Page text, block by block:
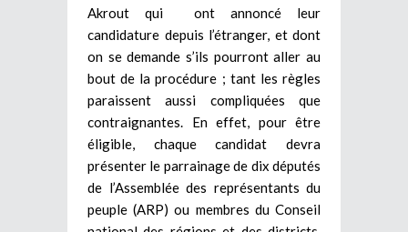
Akrout qui ont annoncé leur
candidature depuis l’étranger, et dont
on se demande s’ils pourront aller au
bout de la procédure ; tant les règles
paraissent aussi compliquées que
contraignantes. En effet, pour être
éligible, chaque candidat devra
présenter le parrainage de dix députés
de l’Assemblée des représentants du
peuple (ARP) ou membres du Conseil